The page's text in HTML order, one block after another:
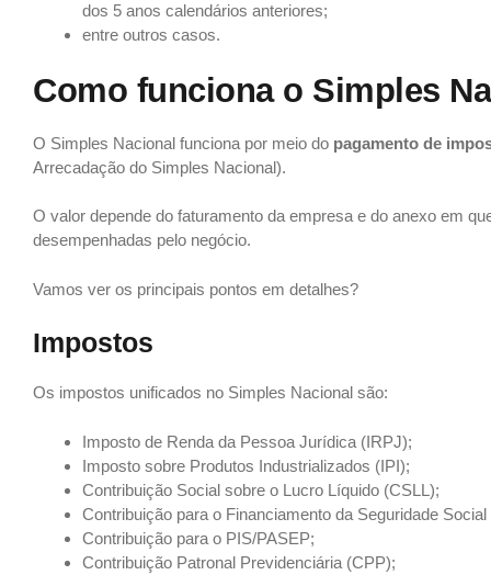
dos 5 anos calendários anteriores;
entre outros casos.
Como funciona o Simples
O Simples Nacional funciona por meio do pagamento de
Arrecadação do Simples Nacional).
O valor depende do faturamento da empresa e do anexo em
desempenhadas pelo negócio.
Vamos ver os principais pontos em detalhes?
Impostos
Os impostos unificados no Simples Nacional são:
Imposto de Renda da Pessoa Jurídica (IRPJ);
Imposto sobre Produtos Industrializados (IPI);
Contribuição Social sobre o Lucro Líquido (CSLL);
Contribuição para o Financiamento da Seguridade
Contribuição para o PIS/PASEP;
Contribuição Patronal Previdenciária (CPP);